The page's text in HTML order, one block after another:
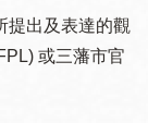
提出及表達的觀
或三藩市官